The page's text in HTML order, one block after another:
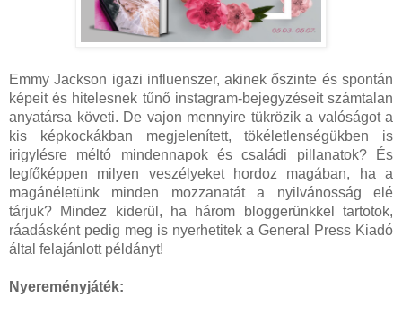
Emmy Jackson igazi influenszer, akinek őszinte és spontán
képeit és hitelesnek tűnő instagram-bejegyzéseit számtalan
anyatársa követi. De vajon mennyire tükrözik a valóságot a
kis képkockákban megjelenített, tökéletlenségükben is
irigylésre méltó mindennapok és családi pillanatok? És
legfőképpen milyen veszélyeket hordoz magában, ha a
magánéletünk minden mozzanatát a nyilvánosság elé
tárjuk? Mindez kiderül, ha három bloggerünkkel tartotok,
ráadásként pedig meg is nyerhetitek a General Press Kiadó
által felajánlott példányt!
Nyereményjáték: